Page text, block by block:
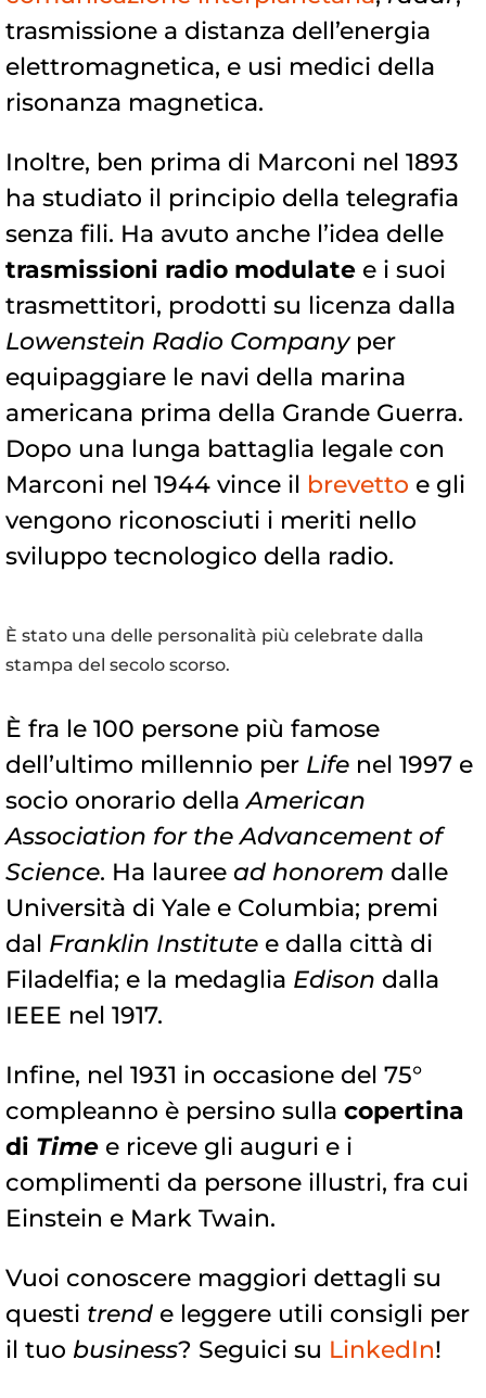
trasmissione a distanza dell’energia
elettromagnetica, e usi medici della
risonanza magnetica.
Inoltre, ben prima di Marconi nel 1893
ha studiato il principio della telegrafia
senza fili. Ha avuto anche l’idea delle
trasmissioni radio modulate e i suoi
trasmettitori, prodotti su licenza dalla
Lowenstein Radio Company per
equipaggiare le navi della marina
americana prima della Grande Guerra.
Dopo una lunga battaglia legale con
Marconi nel 1944 vince il brevetto e gli
vengono riconosciuti i meriti nello
sviluppo tecnologico della radio.
È stato una delle personalità più celebrate dalla
stampa del secolo scorso.
È fra le 100 persone più famose
dell’ultimo millennio per Life nel 1997 e
socio onorario dellaAmerican
Association for the Advancement of
Science. Ha lauree ad honorem dalle
Università di Yale e Columbia; premi
dal Franklin Institute e dalla città di
Filadelfia; e la medaglia Edison dalla
IEEE nel 1917.
Infine, nel 1931 in occasione del 75°
compleanno è persino sulla copertina
di Time e riceve gli auguri e i
complimenti da persone illustri, fra cui
Einstein e Mark Twain.
Vuoi conoscere maggiori dettagli su
questi trend e leggere utili consigli per
il tuo business? Seguici su LinkedIn!